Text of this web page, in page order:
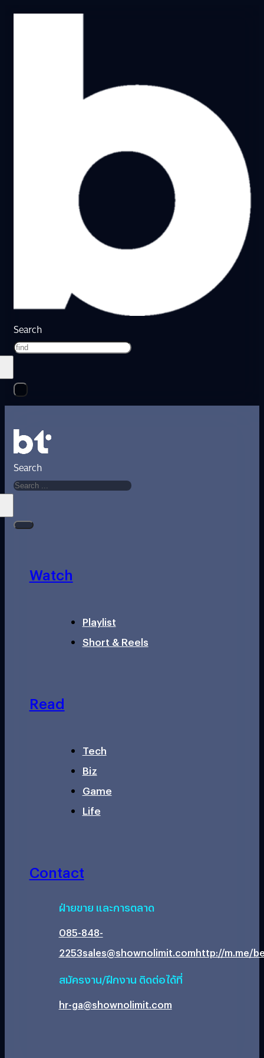
Search
Search
Watch
Playlist
Short & Reels
Read
Tech
Biz
Game
Life
Contact
ฝ่ายขาย และการตลาด
085-848-
2253sales@shownolimit.comhttp://m.me/
สมัครงาน/ฝึกงาน ติดต่อได้ที่
hr-ga@shownolimit.com